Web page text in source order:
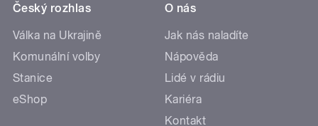
Český rozhlas
Válka na Ukrajině
Komunální volby
Stanice
eShop
O nás
Jak nás naladíte
Nápověda
Lidé v rádiu
Kariéra
Kontakt